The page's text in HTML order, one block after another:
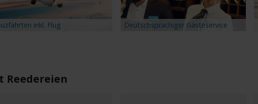
inkl. Flug Deutschsprachiger Gästeservice
Reedereien